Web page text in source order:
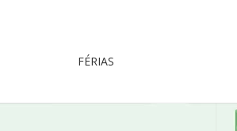
FÉRIAS